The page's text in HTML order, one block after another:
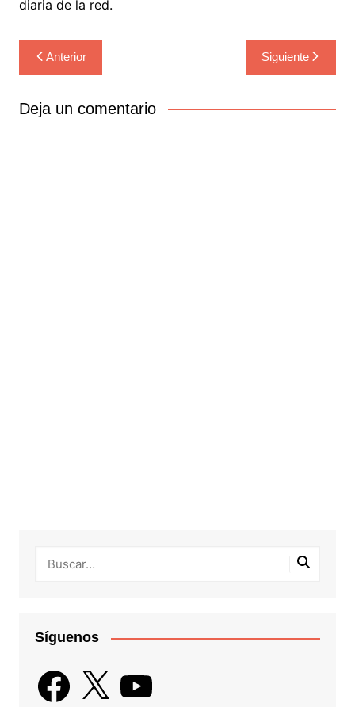
diaria de la red.
Navegación
de
entradas
Anterior Siguiente
Deja un comentario
Síguenos
Facebook
X YouTube